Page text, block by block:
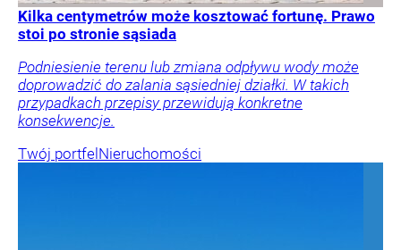
Kilka centymetrów może kosztować fortunę. Prawo
stoi po stronie sąsiada
Podniesienie terenu lub zmiana odpływu wody może
doprowadzić do zalania sąsiedniej działki. W takich
przypadkach przepisy przewidują konkretne
konsekwencje.
Twój portfelNieruchomości